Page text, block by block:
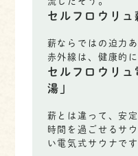
流しだそう。
セルフロウリュ
薪ならではの迫力
赤外線は、健康的
セルフロウリュ
湯」
薪とは違って、安
時間を過ごせるサ
い電気式サウナです